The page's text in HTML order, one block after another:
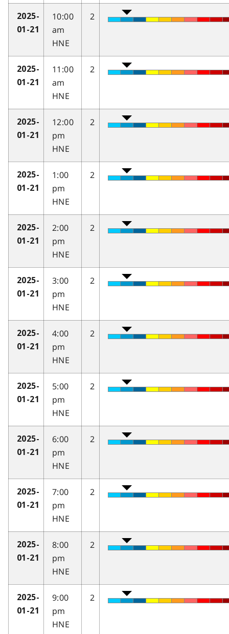
2025-
01-21
10:00
am
HNE
2
2025-
01-21
11:00
am
HNE
2
2025-
01-21
12:00
pm
HNE
2
2025-
01-21
1:00
pm
HNE
2
2025-
01-21
2:00
pm
HNE
2
2025-
01-21
3:00
pm
HNE
2
2025-
01-21
4:00
pm
HNE
2
2025-
01-21
5:00
pm
HNE
2
2025-
01-21
6:00
pm
HNE
2
2025-
01-21
7:00
pm
HNE
2
2025-
01-21
8:00
pm
HNE
2
2025-
01-21
9:00
pm
HNE
2